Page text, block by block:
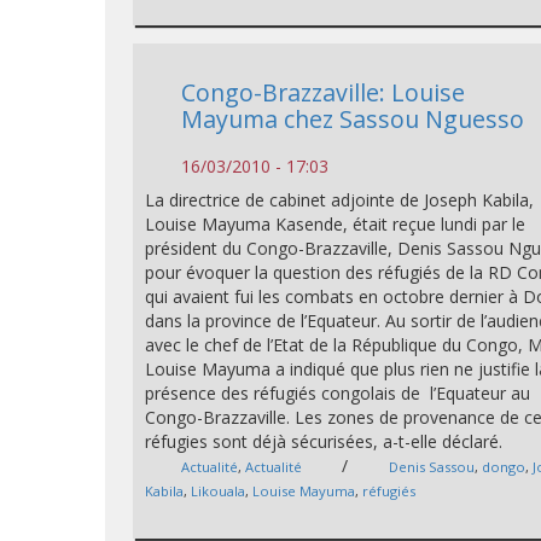
Congo-Brazzaville: Louise
Mayuma chez Sassou Nguesso
16/03/2010 - 17:03
La directrice de cabinet adjointe de Joseph Kabila,
Louise Mayuma Kasende, était reçue lundi par le
président du Congo-Brazzaville, Denis Sassou
pour évoquer la question des réfugiés de la RD
qui avaient fui les combats en octobre dernier à
dans la province de l’Equateur. Au sortir de
avec le chef de l’Etat de la République du Congo,
Louise Mayuma a indiqué que plus rien ne justifie
présence des réfugiés congolais de l’Equateur au
Congo-Brazzaville. Les zones de provenance de
réfugies sont déjà sécurisées, a-t-elle déclaré.
Actualité,Actualité / Denis Sassou, dongo,
Kabila, Likouala, Louise Mayuma, réfugiés